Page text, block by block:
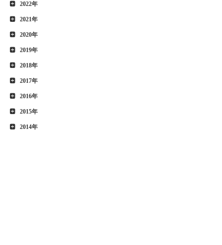
2022年
2021年
2020年
2019年
2018年
2017年
2016年
2015年
2014年